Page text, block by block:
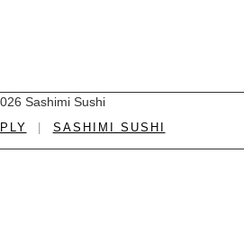
Sashimi Sushi
| SASHIMI SUSHI